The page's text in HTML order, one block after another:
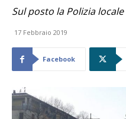
Sul posto la Polizia locale
17 Febbraio 2019
Facebook